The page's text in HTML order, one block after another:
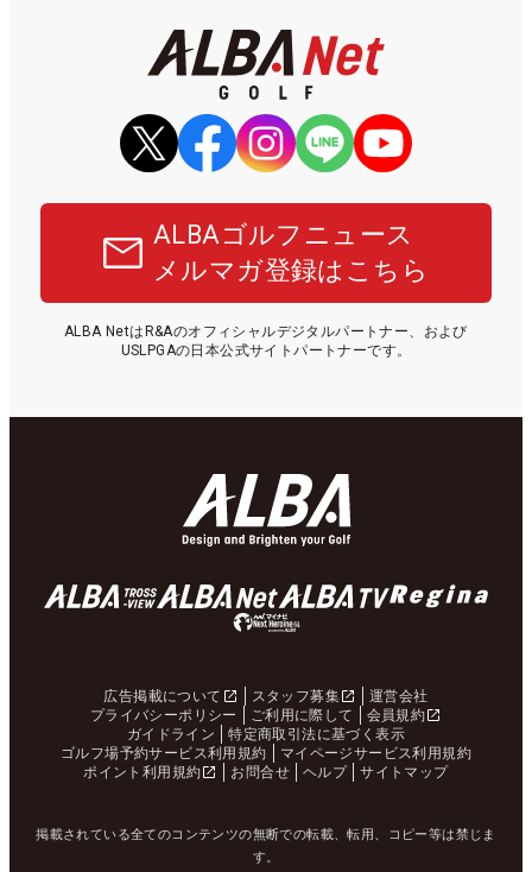
ALBAゴルフニュース
メルマガ登録はこちら
ALBA NetはR&Aのオフィシャルデジタルパートナー、および
USLPGAの日本公式サイトパートナーです。
広告掲載について スタッフ募集
運営会社
プライバシーポリシー
ご利用に際して
会員規約
ガイドライン
特定商取引法に基づく表示
ゴルフ場予約サービス利用規約
マイページサービス利用規約
ポイント利用規約
お問合せ ヘルプ サイトマップ
掲載されている全てのコンテンツの無断での転載、転用、コピー等は禁じま
す。